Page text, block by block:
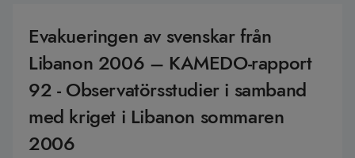
Evakueringen av svenskar från
Libanon 2006 – KAMEDO-rapport
92 - Observatörsstudier i samband
med kriget i Libanon sommaren
2006